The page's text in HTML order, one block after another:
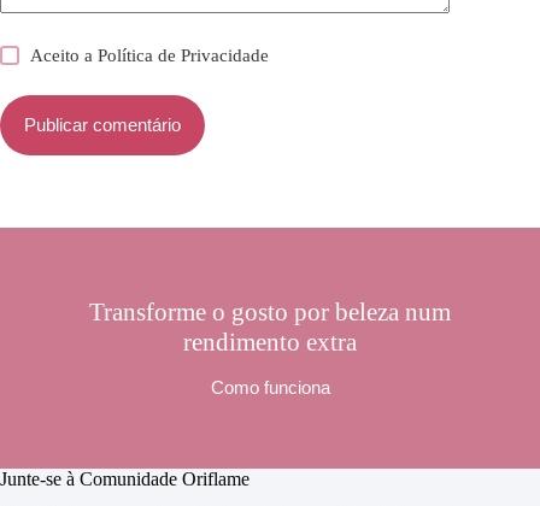
Aceito aPolítica de Privacidade
Publicar comentário
Transforme o gosto por beleza num
rendimento extra
Como funciona
Junte-se à Comunidade Oriflame